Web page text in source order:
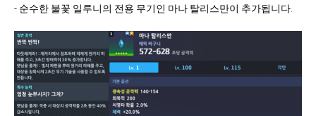
- 순수한 불꽃 일루니의 전용 무기인 마나 탈리스만이 추가됩니다.